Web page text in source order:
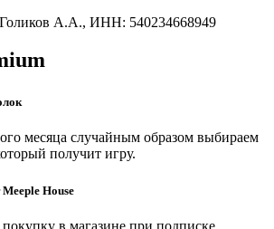
А.А., ИНН: 540234668949
месяца случайным образом выбираем
получит игру.
House
в магазине при подписке